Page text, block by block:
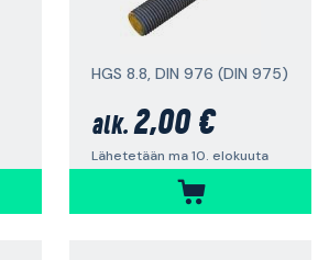
HGS 8.8, DIN 976 (DIN 975)
alk. 2,00 €
Lähetetään ma 10. elokuuta